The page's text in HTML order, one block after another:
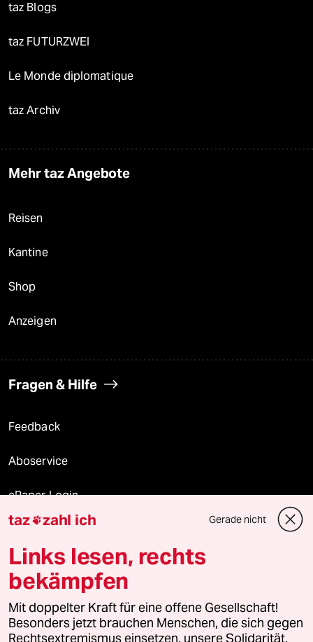
taz Blogs
taz FUTURZWEI
Le Monde diplomatique
taz Archiv
Mehr taz Angebote
Reisen
Kantine
Shop
Anzeigen
Fragen & Hilfe
Feedback
Aboservice
ePaper Login
Downloads für Abonnierende
© 2026 taz Verlags und Vertriebs GmbH
Alle Rechte vorbehalten. Bei rechtlichen Fragen oder für Genehmigungen
wenden Sie sich bitte an lizenzen@taz.de
taz zahl ich Gerade nicht
Links lesen, rechts
bekämpfen
Mit doppelter Kraft für eine offene Gesellschaft!
Besonders jetzt brauchen Menschen, die sich gegen
Rechtsextremismus einsetzen, unsere Solidarität.